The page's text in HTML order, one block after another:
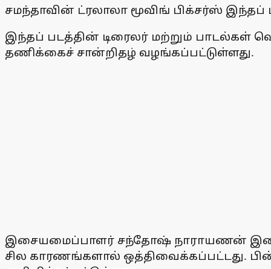
சமந்தாவின் ட்ரலாலா மூவிங் பிக்சர்ஸ்
இந்தப் படத்தின் டிரைலர் மற்றும் பாடல்கள்
தணிக்கைச் சான்றிதழ் வழங்கப்பட்டுள்ளது.
இசையமைப்பாளர் சந்தோஷ் நாராயணன்
சில காரணங்களால் ஒத்திவைக்கப்பட்டது.